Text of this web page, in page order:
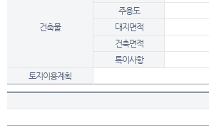
건축물
주용도
대지면적
건축면적
특이사항
토지이용계획